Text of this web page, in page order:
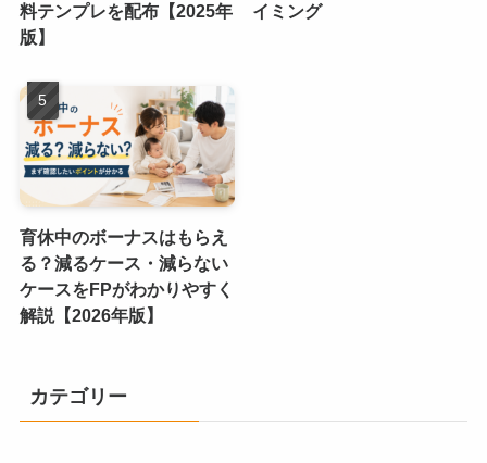
料テンプレを配布【2025年
版】
イミング
育休中のボーナスはもらえ
る？減るケース・減らない
ケースをFPがわかりやすく
解説【2026年版】
カテゴリー